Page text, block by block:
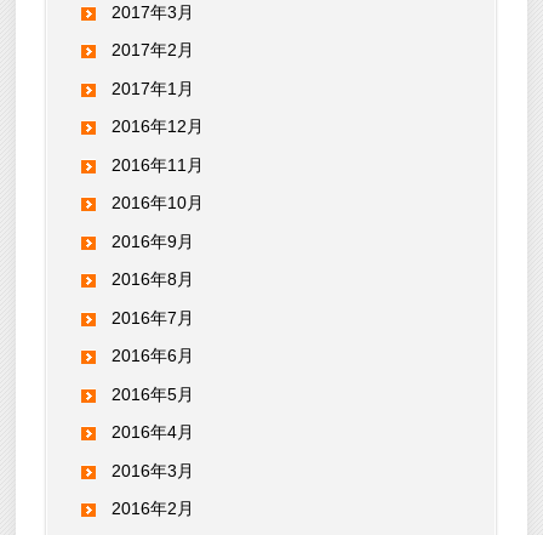
2017年3月
2017年2月
2017年1月
2016年12月
2016年11月
2016年10月
2016年9月
2016年8月
2016年7月
2016年6月
2016年5月
2016年4月
2016年3月
2016年2月